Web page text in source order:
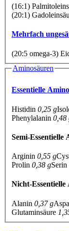
(16:1)
(20:1)
Mehrfach
(20:5 omega-3)
Aminosäuren
Essentielle
Histidin 0,25 g
Phenylalanin 0,48
Semi-Essentielle
Arginin 0,55 g
Prolin 0,38 gSerin
Nicht-Essentielle
Alanin 0,37 g
Glutaminsäure